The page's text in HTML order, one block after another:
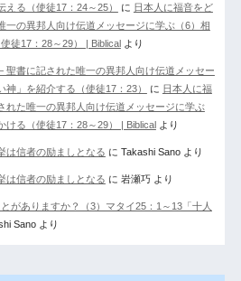
る（使徒17：24～25）
に 日本人に福音をど
の異邦人向け伝道メッセージに学ぶ（6）相
徒17：28～29） | Biblicalより
書に記された唯一の異邦人向け伝道メッセー
」を紹介する（使徒17：23）
に 日本人に福
た唯一の異邦人向け伝道メッセージに学ぶ
ける（使徒17：28～29） | Biblicalより
は信者の励ましとなる に Takashi Sanoより
は信者の励ましとなる に 岩瀬巧より
がありますか？（3）マタイ25：1～13「十人
Sanoより